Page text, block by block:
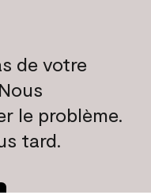
de votre
le problème.
tard.